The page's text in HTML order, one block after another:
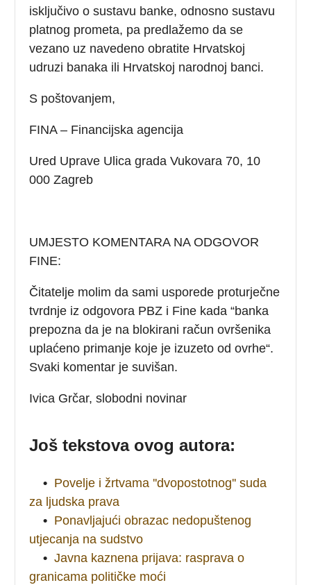
isključivo o sustavu banke, odnosno sustavu
platnog prometa, pa predlažemo da se
vezano uz navedeno obratite Hrvatskoj
udruzi banaka ili Hrvatskoj narodnoj banci.
S poštovanjem,
FINA – Financijska agencija
Ured Uprave Ulica grada Vukovara 70, 10
000 Zagreb
UMJESTO KOMENTARA NA ODGOVOR
FINE:
Čitatelje molim da sami usporede proturječne
tvrdnje iz odgovora PBZ i Fine kada “banka
prepozna da je na blokirani račun ovršenika
uplaćeno primanje koje je izuzeto od ovrhe“.
Svaki komentar je suvišan.
Ivica Grčar, slobodni novinar
Još tekstova ovog autora:
• Povelje i žrtvama ''dvopostotnog'' suda
za ljudska prava
• Ponavljajući obrazac nedopuštenog
utjecanja na sudstvo
• Javna kaznena prijava: rasprava o
granicama političke moći